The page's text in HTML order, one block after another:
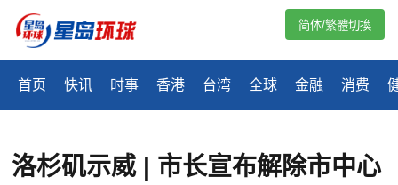
首页 快讯 时事 香港 台湾 全球 金融 消费
简体/繁體切換
洛杉矶示威 | 市长宣布解除市中心